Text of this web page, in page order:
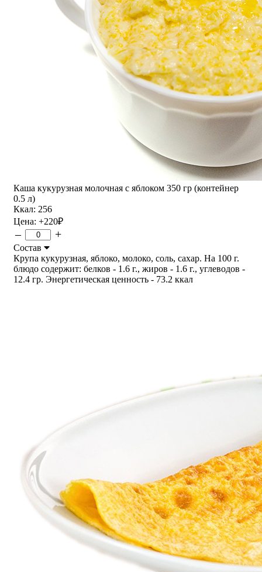
Каша кукурузная молочная с яблоком 350 гр (контейнер
0.5 л)
Ккал: 256
Цена: +220₽
– +
Состав
Крупа кукурузная, яблоко, молоко, соль, сахар. На 100 г.
блюдо содержит: белков - 1.6 г., жиров - 1.6 г., углеводов -
12.4 гр. Энергетическая ценность - 73.2 ккал